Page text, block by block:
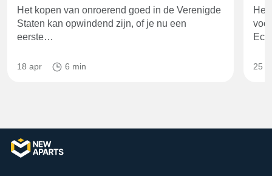
Het kopen van onroerend goed in de Verenigde
Staten kan opwindend zijn, of je nu een
eerste…
18 apr 6 min
Het
25